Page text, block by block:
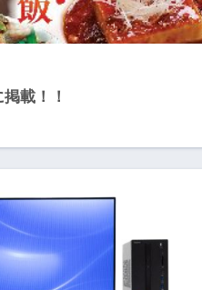
載！！